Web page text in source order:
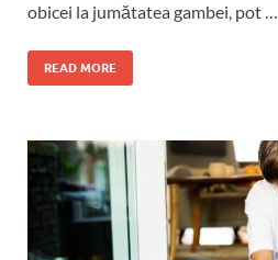
obicei la jumătatea gambei, pot …
READ MORE